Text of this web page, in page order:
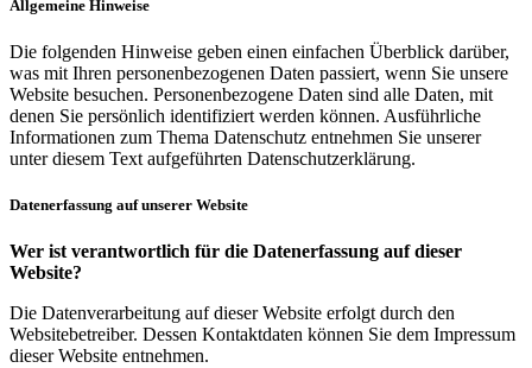
Allgemeine Hinweise
Die folgenden Hinweise geben einen einfachen Überblick darüber,
was mit Ihren personenbezogenen Daten passiert, wenn Sie unsere
Website besuchen. Personenbezogene Daten sind alle Daten, mit
denen Sie persönlich identifiziert werden können. Ausführliche
Informationen zum Thema Datenschutz entnehmen Sie unserer
unter diesem Text aufgeführten Datenschutzerklärung.
Datenerfassung auf unserer Website
Wer ist verantwortlich für die Datenerfassung auf dieser
Website?
Die Datenverarbeitung auf dieser Website erfolgt durch den
Websitebetreiber. Dessen Kontaktdaten können Sie dem Impressum
dieser Website entnehmen.